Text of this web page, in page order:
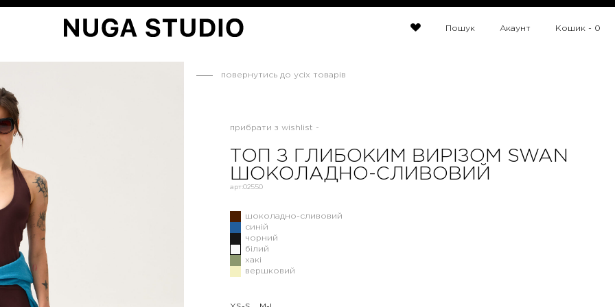
Пошук Акаунт Кошик - 0
повернутись до усіх товарів
прибрати з wishlist -
ТОП З ГЛИБОКИМ ВИРІЗОМ SWAN
ШОКОЛАДНО-СЛИВОВИЙ
арт:02550
шоколадно-сливовий
синій
чорний
білий
хакі
вершковий